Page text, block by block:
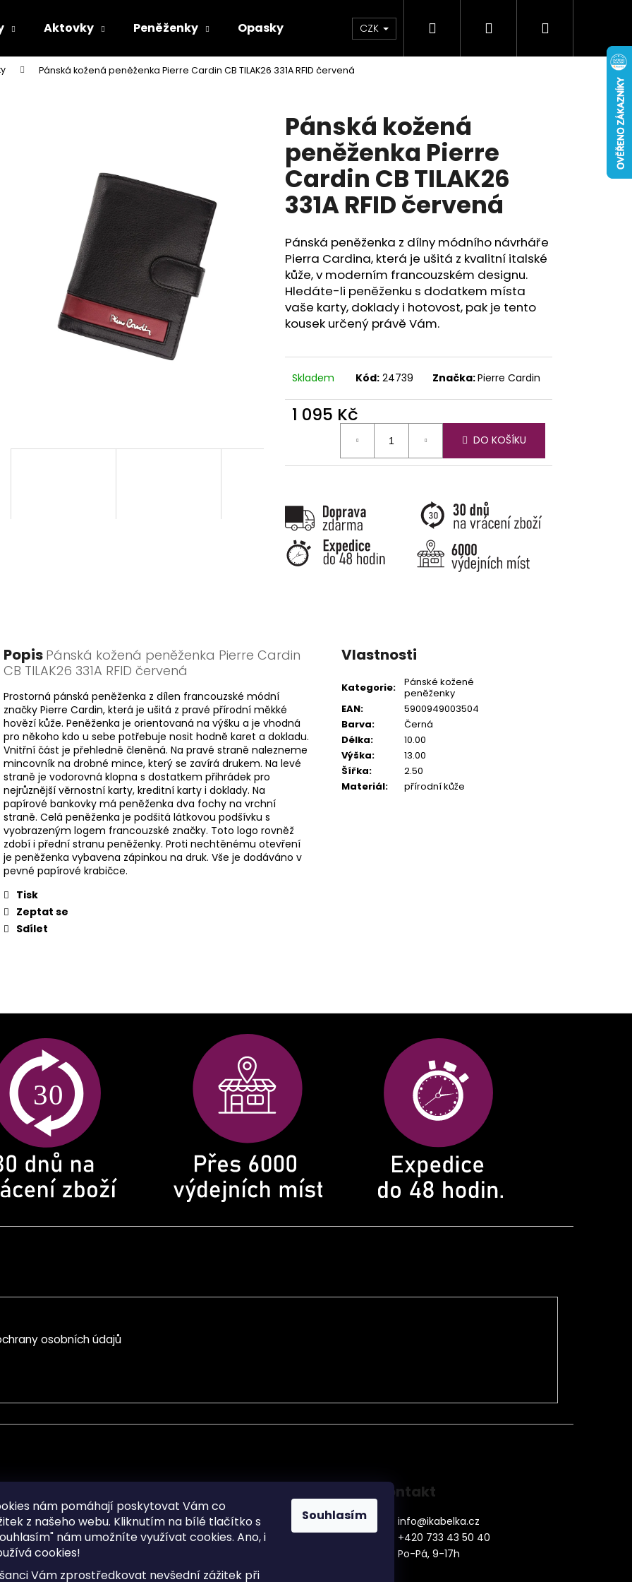
nám pomáhají poskytovat Vám co
z našeho webu. Kliknutím na bílé tlačítko s
nám umožníte využívat cookies. Ano, i
cookies!
Vám zprostředkovat nevšední zážitek při
Souhlasím
Aktovky Peněženky Opasky Doplňky Novinky
CZK Hledat PřihlášeníNákupní
Pánská kožená peněženka Pierre Cardin CB TILAK26 331A RFID červená
Pánská kožená
peněženka Pierre
Cardin CB TILAK26
331A RFID červená
Pánská peněženka z dílny módního návrháře
Pierra Cardina, která je ušitá z kvalitní italské
kůže, v moderním francouzském designu.
Hledáte-li peněženku s dodatkem místa
vaše karty, doklady i hotovost, pak je tento
kousek určený právě Vám.
Skladem Kód: 24739 Značka:Pierre Cardin
1 095 Kč
DO KOŠÍKU
Popis Pánská kožená peněženka Pierre Cardin
CB TILAK26 331A RFID červená
Prostorná pánská peněženka z dílen francouzské módní
značky Pierre Cardin, která je ušitá z pravé přírodní měkké
hovězí kůže. Peněženka je orientovaná na výšku a je vhodná
pro někoho kdo u sebe potřebuje nosit hodně karet a dokladu.
Vnitřní část je přehledně členěná. Na pravé straně nalezneme
mincovník na drobné mince, který se zavírá drukem. Na levé
straně je vodorovná klopna s dostatkem přihrádek pro
nejrůznější věrnostní karty, kreditní karty i doklady. Na
papírové bankovky má peněženka dva fochy na vrchní
straně. Celá peněženka je podšitá látkovou podšívku s
vyobrazeným logem francouzské značky. Toto logo rovněž
zdobí i přední stranu peněženky. Proti nechtěnému otevření
je peněženka vybavena zápinkou na druk. Vše je dodáváno v
pevné papírové krabičce.
Tisk
Zeptat se
Sdílet
Vlastnosti
Kategorie:
Pánské kožené
peněženky
EAN:
5900949003504
Barva:
Černá
Délka:
10.00
Výška:
13.00
Šířka:
2.50
Materiál: přírodní kůže
Co potřebujete najít?
Doporučujeme
osobních údajů
osobních údajů
dotazy
cookies
Sitemap
Doprava a Platba
Postup vrácení zboží ve 30 denní
Kontakt
info@ikabelka.cz
+420 733 43 50 40
Po-Pá, 9-17h